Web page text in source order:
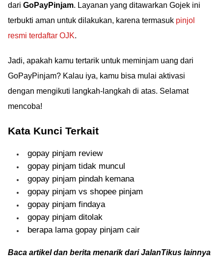
dari GoPayPinjam. Layanan yang ditawarkan Gojek ini
terbukti aman untuk dilakukan, karena termasuk pinjol
resmi terdaftar OJK.
Jadi, apakah kamu tertarik untuk meminjam uang dari
GoPayPinjam? Kalau iya, kamu bisa mulai aktivasi
dengan mengikuti langkah-langkah di atas. Selamat
mencoba!
Kata Kunci Terkait
gopay pinjam review
gopay pinjam tidak muncul
gopay pinjam pindah kemana
gopay pinjam vs shopee pinjam
gopay pinjam findaya
gopay pinjam ditolak
berapa lama gopay pinjam cair
Baca artikel dan berita menarik dari JalanTikus lainnya